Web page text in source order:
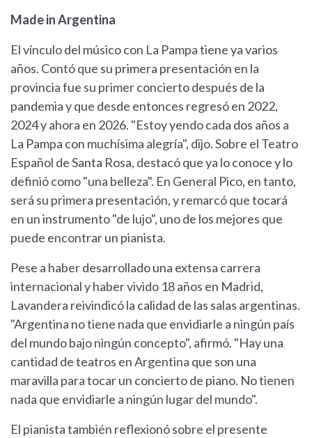
Made in Argentina
El vínculo del músico con La Pampa tiene ya varios
años. Contó que su primera presentación en la
provincia fue su primer concierto después de la
pandemia y que desde entonces regresó en 2022,
2024 y ahora en 2026. "Estoy yendo cada dos años a
La Pampa con muchísima alegría", dijo. Sobre el Teatro
Español de Santa Rosa, destacó que ya lo conoce y lo
definió como "una belleza". En General Pico, en tanto,
será su primera presentación, y remarcó que tocará
en un instrumento "de lujo", uno de los mejores que
puede encontrar un pianista.
Pese a haber desarrollado una extensa carrera
internacional y haber vivido 18 años en Madrid,
Lavandera reivindicó la calidad de las salas argentinas.
"Argentina no tiene nada que envidiarle a ningún país
del mundo bajo ningún concepto", afirmó. "Hay una
cantidad de teatros en Argentina que son una
maravilla para tocar un concierto de piano. No tienen
nada que envidiarle a ningún lugar del mundo".
El pianista también reflexionó sobre el presente